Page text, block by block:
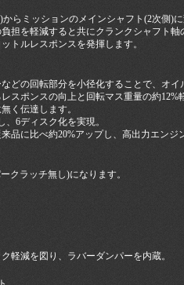
らミッションのメインシャフト(2次側)
担を軽減すると共にクランクシャフト軸
トルレスポンスを発揮します。
どの回転部分を小径化することで、オイ
スポンスの向上と回転マス重量の約12%
く伝達します。
6ディスク化を実現。
品に比べ約20%アップし、高出力エンジ
クラッチ無し)になります。
軽減を図り、ラバーダンパーを内蔵。